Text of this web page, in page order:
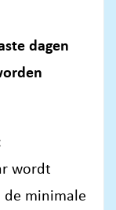
dagen
wordt
minimale